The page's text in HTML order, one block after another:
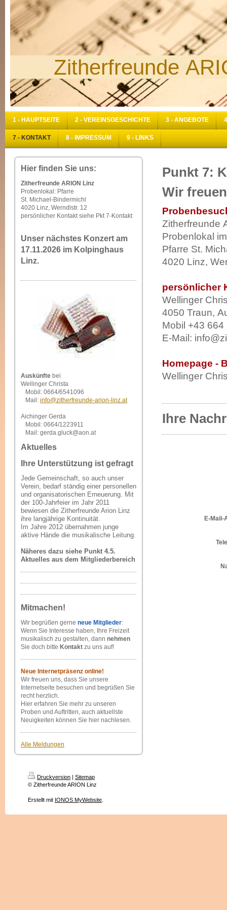
Zitherfreunde
1 - HAUPTSEITE 2 - VEREINSGESCHICHTE 3 - ANGEBOTE
7 - KONTAKT 8 - IMPRESSUM 9 - LINKS
Hier finden Sie uns:
Zitherfreunde ARION Linz
Probenlokal: Pfarre
St. Michael-Bindermichl
4020 Linz, Werndlstr. 12
persönlicher Kontakt siehe Pkt 7-Kontakt
Unser nächstes Konzert am
17.11.2026 im Kolpinghaus
Linz.
Auskünfte bei
Wellinger Christa
Mobil: 0664/6541096
Mail: info@zitherfreunde-arion-linz.at
Aichinger Gerda
Mobil: 0664/1223911
Mail: gerda.gluck@aon.at
Aktuelles
Ihre Unterstützung ist gefragt
Jede Gemeinschaft, so auch unser
Verein, bedarf ständig einer personellen
und organisatorischen Erneuerung. Mit
der 100-Jahrfeier im Jahr 2011
bewiesen die Zitherfreunde Arion Linz
ihre langjährige Kontinuität.
Im Jahre 2012 übernahmen junge
aktive Hände die musikalische Leitung.
Näheres dazu siehe Punkt 4.5.
Aktuelles aus dem Mitgliederbereich
Mitmachen!
Wir begrüßen gerne neue Mitglieder:
Wenn Sie Interesse haben, Ihre Freizeit
musikalisch zu gestalten, dann nehmen
Sie doch bitte Kontakt zu uns auf!
Neue Internetpräsenz online!
Wir freuen uns, dass Sie unsere
Internetseite besuchen und begrüßen Sie
recht herzlich.
Hier erfahren Sie mehr zu unseren
Proben und Auftritten, auch aktuellste
Neuigkeiten können Sie hier nachlesen.
Alle Meldungen
Punkt 7:
Wir
Zitherfreunde
Probenlokal
Pfarre St.
4020 Linz,
persönlicher
Wellinger
4050 Traun,
Mobil +43
E-Mail:
Homepage -
Wellinger
Ihre
E-Mail-
Druckversion | Sitemap
© Zitherfreunde ARION Linz
Erstellt mit IONOS MyWebsite